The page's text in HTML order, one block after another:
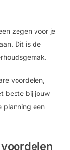
zegen voor je
Dit is de
voordelen,
beste bij jouw
planning een